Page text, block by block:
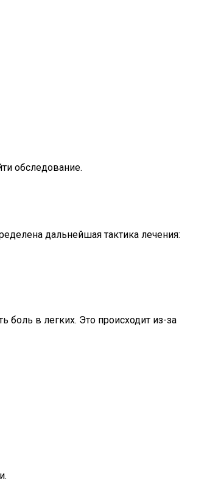
обследование.
дальнейшая тактика лечения:
в легких. Это происходит из-за